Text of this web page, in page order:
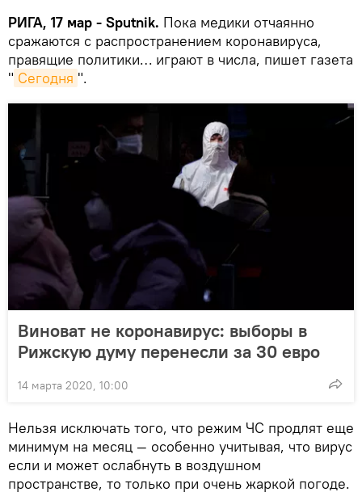
РИГА, 17 мар - Sputnik. Пока медики отчаянно
сражаются с распространением коронавируса,
правящие политики… играют в числа, пишет газета
" Сегодня ".
Виноват не коронавирус: выборы в
Рижскую думу перенесли за 30 евро
14 марта 2020, 10:00
Нельзя исключать того, что режим ЧС продлят еще
минимум на месяц — особенно учитывая, что вирус
если и может ослабнуть в воздушном
пространстве, то только при очень жаркой погоде.